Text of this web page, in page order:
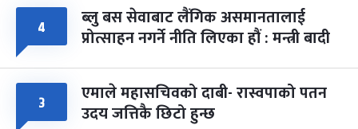
४ ब्लु बस सेवाबाट लैंगिक असमानतालाई
प्रोत्साहन नगर्ने नीति लिएका हौं : मन्त्री बादी
३ एमाले महासचिवको दाबी- रास्वपाको पतन
उदय जत्तिकै छिटो हुन्छ